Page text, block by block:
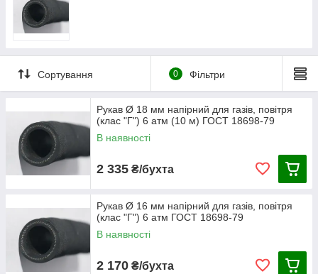
Сортування 0 Фільтри
Рукав Ø 18 мм напірний для газів, повітря
(клас "Г") 6 атм (10 м) ГОСТ 18698-79
В наявності
2 335 ₴/бухта
Рукав Ø 16 мм напірний для газів, повітря
(клас "Г") 6 атм ГОСТ 18698-79
В наявності
2 170 ₴/бухта